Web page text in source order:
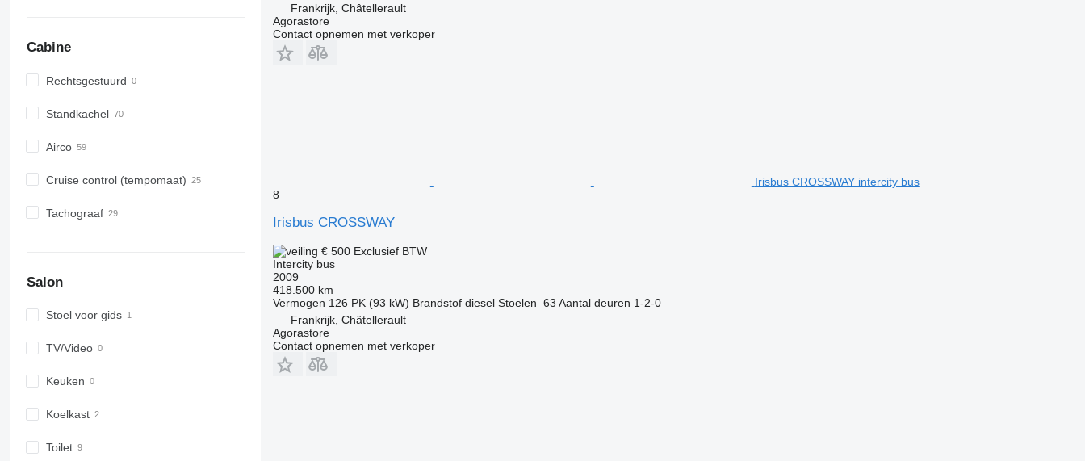
Cabine
Rechtsgestuurd
Standkachel
Airco
Cruise control (tempomaat)
Tachograaf
Salon
Stoel voor gids
TV/Video
Keuken
Koelkast
Toilet
Frankrijk, Châtellerault
Agorastore
Contact opnemen met verkoper
Irisbus CROSSWAY intercity bus
8
Irisbus CROSSWAY
€ 500 Exclusief BTW
Intercity bus
2009
418.500 km
Vermogen 126 PK (93 kW) Brandstof diesel Stoelen 63 Aantal deuren 1-2-0
Frankrijk, Châtellerault
Agorastore
Contact opnemen met verkoper